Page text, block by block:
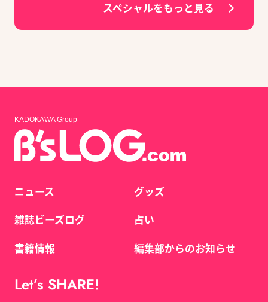
スペシャルをもっと見る
KADOKAWA Group
ニュース
雑誌ビーズログ
書籍情報
グッズ
占い
編集部からのお知らせ
Let’s SHARE!